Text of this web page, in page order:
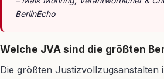
BerlinEcho
Welche JVA sind die größten
Die größten Justizvollzugsanstalten